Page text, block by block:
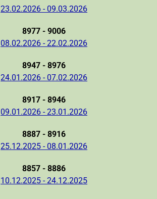
23.02.2026 - 09.03.2026
8977 - 9006
08.02.2026 - 22.02.2026
8947 - 8976
24.01.2026 - 07.02.2026
8917 - 8946
09.01.2026 - 23.01.2026
8887 - 8916
25.12.2025 - 08.01.2026
8857 - 8886
10.12.2025 - 24.12.2025